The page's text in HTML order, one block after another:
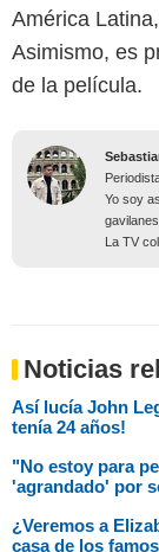
América
Asimismo, es
de la película.
Yo soy
La TV
Noticias
Así lucía John
tenía 24 años!
"No estoy para
'agrandado' por
¿Veremos a
casa de los